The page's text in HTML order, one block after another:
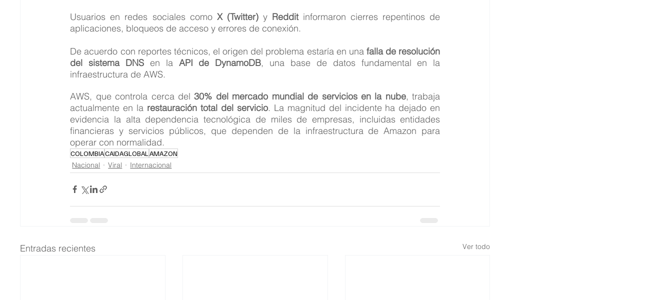
Usuarios en redes sociales como X (Twitter) y Reddit informaron cierres repentinos de
aplicaciones, bloqueos de acceso y errores de conexión.
De acuerdo con reportes técnicos, el origen del problema estaría en una falla de resolución
del sistema DNS en la API de DynamoDB, una base de datos fundamental en la
infraestructura de AWS.
AWS, que controla cerca del 30% del mercado mundial de servicios en la nube, trabaja
actualmente en la restauración total del servicio. La magnitud del incidente ha dejado en
evidencia la alta dependencia tecnológica de miles de empresas, incluidas entidades
financieras y servicios públicos, que dependen de la infraestructura de Amazon para
operar con normalidad.
COLOMBIACAIDAGLOBAL AMAZON
Nacional Viral Internacional
Entradas recientes Ver todo